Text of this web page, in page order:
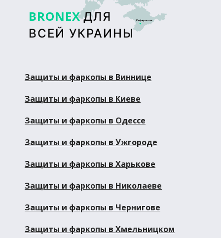
BRONEX ДЛЯ
ВСЕЙ УКРАИНЫ
Сімферополь
Защиты и фаркопы в Виннице
Защиты и фаркопы в Киеве
Защиты и фаркопы в Одессе
Защиты и фаркопы в Ужгороде
Защиты и фаркопы в Харькове
Защиты и фаркопы в Николаеве
Защиты и фаркопы в Чернигове
Защиты и фаркопы в Хмельницком